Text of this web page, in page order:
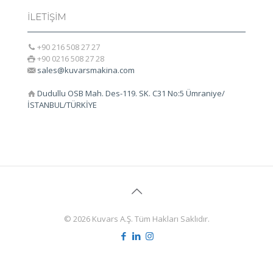
İLETİŞİM
+90 216 508 27 27
+90 0216 508 27 28
sales@kuvarsmakina.com
Dudullu OSB Mah. Des-119. SK. C31 No:5 Ümraniye/
İSTANBUL/TÜRKİYE
© 2026 Kuvars A.Ş. Tüm Hakları Saklıdır.